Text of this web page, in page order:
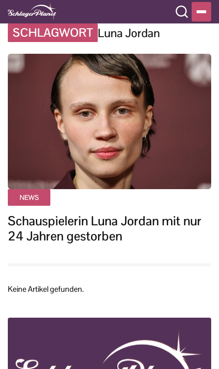
SCHLAGWORT Luna Jordan
NEWS
Schauspielerin Luna Jordan mit nur
24 Jahren gestorben
Keine Artikel gefunden.